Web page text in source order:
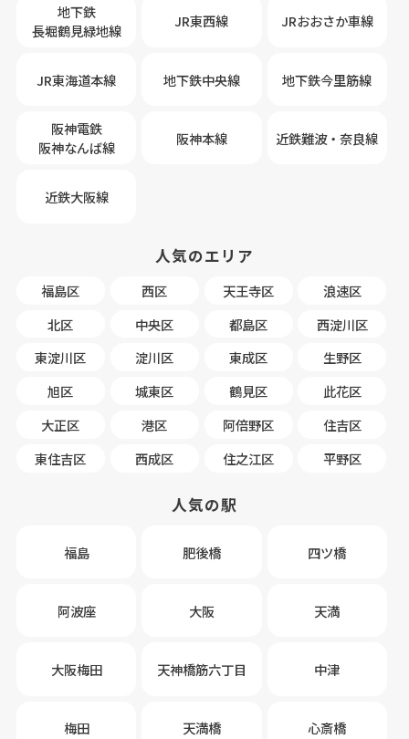
地下鉄
長堀鶴見緑地線
JR東西線 JRおおさか車線
JR東海道本線 地下鉄中央線 地下鉄今里筋線
阪神電鉄
阪神なんば線
阪神本線 近鉄難波・奈良線
近鉄大阪線
人気のエリア
福島区 西区 天王寺区
浪速区
北区
中央区 都島区
西淀川区
東淀川区
淀川区 東成区
生野区
旭区
城東区 鶴見区
此花区
大正区
港区 阿倍野区
住吉区
東住吉区
西成区 住之江区 平野区
人気の駅
福島 肥後橋 四ツ橋
阿波座 大阪 天満
大阪梅田 天神橋筋六丁目 中津
梅田 天満橋 心斎橋